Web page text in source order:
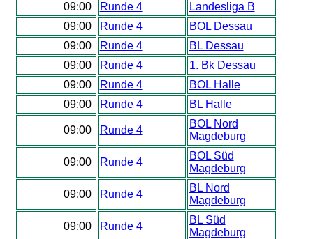
09:00
Runde 4
Landesliga B
09:00
Runde 4
BOL Dessau
09:00
Runde 4
BL Dessau
09:00
Runde 4
1. Bk Dessau
09:00
Runde 4
BOL Halle
09:00
Runde 4 BL Halle
09:00 Runde 4
BOL Nord
Magdeburg
09:00 Runde 4
BOL Süd
Magdeburg
09:00 Runde 4
BL Nord
Magdeburg
09:00 Runde 4
BL Süd
Magdeburg